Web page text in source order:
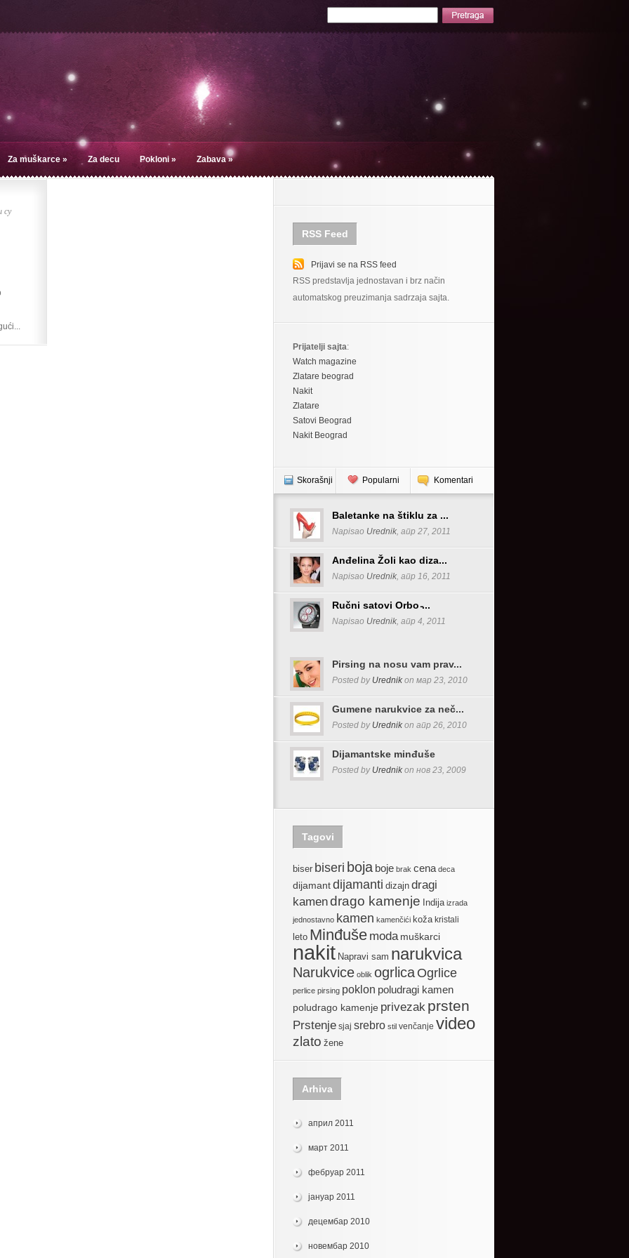
Za muškarce » Za decu Pokloni » Zabava»
су
RSS Feed
Prijavi se na RSS feed
RSS predstavlja jednostavan i brz način
automatskog preuzimanja sadrzaja sajta.
Prijatelji sajta:
Watch magazine
Zlatare beograd
Nakit
Zlatare
Satovi Beograd
Nakit Beograd
Skorašnji Popularni Komentari
Baletanke na štiklu za ...
Napisao Urednik, апр 27, 2011
Anđelina Žoli kao diza...
Napisao Urednik, апр 16, 2011
Ručni satovi Orbo ̵...
Napisao Urednik, апр 4, 2011
Pirsing na nosu vam prav...
Posted by Urednik on мар 23, 2010
Gumene narukvice za neč...
Posted by Urednik on апр 26, 2010
Dijamantske minđuše
Posted by Urednik on нов 23, 2009
Tagovi
biser biseri boja boje brak cena deca
dijamantdijamanti dizajn dragi
kamendrago kamenje Indija izrada
jednostavno kamen kamenčići koža kristali
leto Minđuše moda muškarci
nakit Napravi sam narukvica
Narukvice oblik ogrlicaOgrlice
perlice pirsing poklon poludragi kamen
poludrago kamenje privezak prsten
Prstenje sjaj srebro stil venčanje video
zlato žene
Arhiva
април 2011
март 2011
фебруар 2011
јануар 2011
децембар 2010
новембар 2010